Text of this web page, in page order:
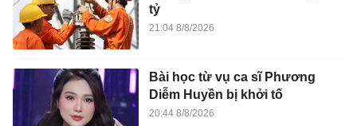
tỷ
21:04 8/8/2026
Bài học từ vụ ca sĩ Phương
Diễm Huyền bị khởi tố
20:44 8/8/2026